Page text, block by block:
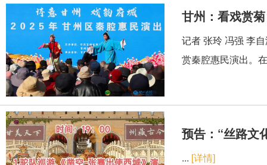
甘州：看戏赏
记者 张玲 冯强 李
赏秦腔惠民演出。
预告：“丝路文
... [详情]